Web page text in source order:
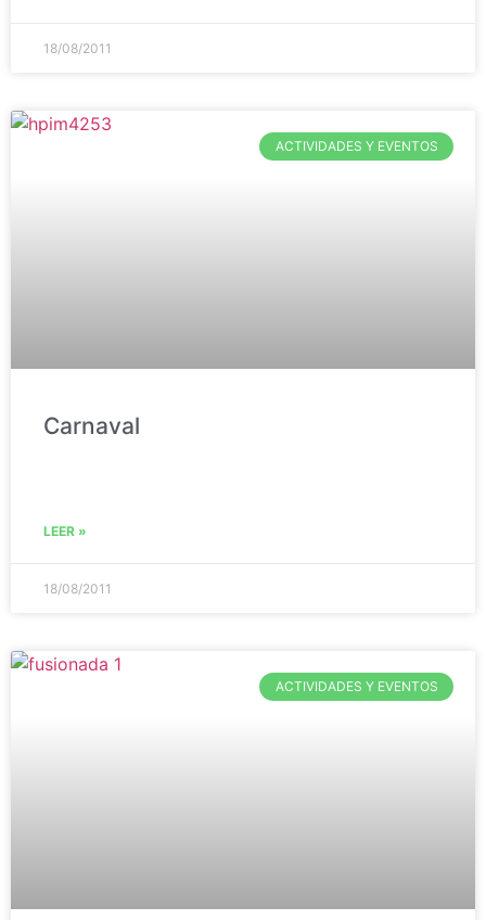
18/08/2011
ACTIVIDADES Y EVENTOS
Carnaval
LEER »
18/08/2011
ACTIVIDADES Y EVENTOS